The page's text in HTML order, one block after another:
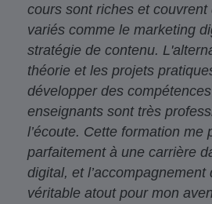
cours sont riches et couvrent
variés comme le marketing
stratégie de contenu.
théorie et les projets
développer des
enseignants sont très
l’écoute. Cette formation me
parfaitement à une carrière
digital, et l’accompagnement
véritable atout pour mon